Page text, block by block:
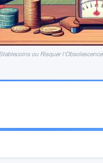
ou Risquer l'Obsolescence